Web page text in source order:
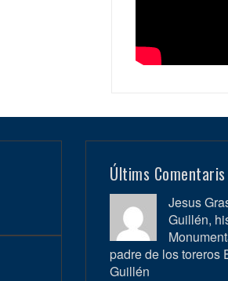
Últims Comentaris
Jesus
Guillén,
padre de los toreros
Guillén